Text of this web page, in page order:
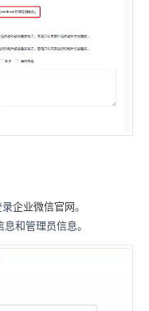
录企业微信官网。
和管理员信息。